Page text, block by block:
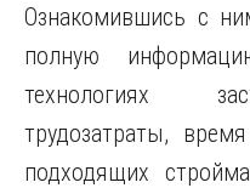
Ознакомившись с
полную
технологиях
трудозатраты,
подходящих